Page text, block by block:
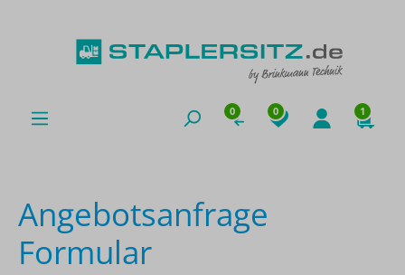
0 0 1
Angebotsanfrage
Formular